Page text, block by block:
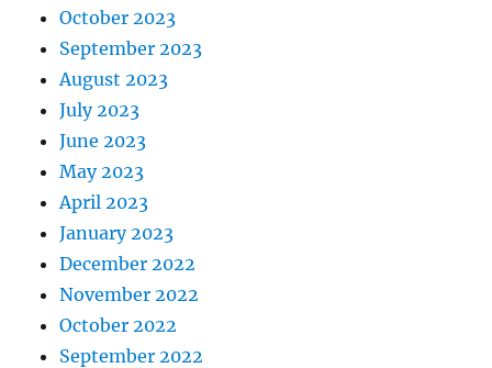
October 2023
September 2023
August 2023
July 2023
June 2023
May 2023
April 2023
January 2023
December 2022
November 2022
October 2022
September 2022